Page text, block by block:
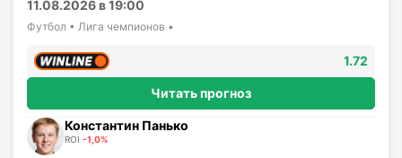
11.08.2026 в 19:00
Футбол • Лига чемпионов •
1.72
Читать прогноз
Константин Панько
ROI -1,0%